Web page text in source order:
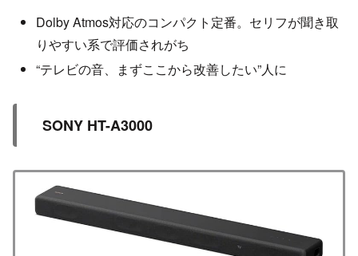
Dolby Atmos対応のコンパクト定番。セリフが聞き取
りやすい系で評価されがち
“テレビの音、まずここから改善したい”人に
SONY HT-A3000